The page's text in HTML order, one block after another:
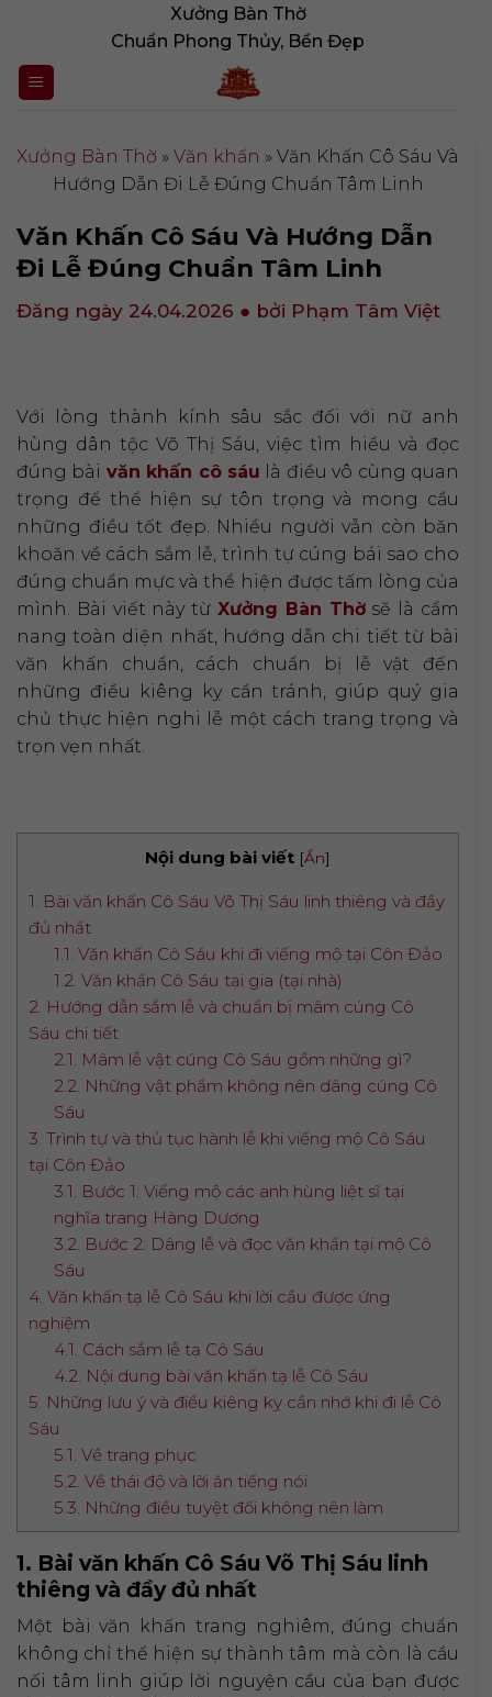
nội
dung
Xưởng Bàn Thờ
Chuẩn Phong Thủy, Bền Đẹp
Xưởng Bàn Thờ » Văn khấn » Văn Khấn Cô Sáu Và
Hướng Dẫn Đi Lễ Đúng Chuẩn Tâm Linh
Văn Khấn Cô Sáu Và Hướng Dẫn
Đi Lễ Đúng Chuẩn Tâm Linh
Đăng ngày 24.04.2026 ● bởi Phạm Tâm Việt
Với lòng thành kính sâu sắc đối với nữ anh
hùng dân tộc Võ Thị Sáu, việc tìm hiểu và đọc
đúng bài văn khấn cô sáu là điều vô cùng quan
trọng để thể hiện sự tôn trọng và mong cầu
những điều tốt đẹp. Nhiều người vẫn còn băn
khoăn về cách sắm lễ, trình tự cúng bái sao cho
đúng chuẩn mực và thể hiện được tấm lòng của
mình. Bài viết này từ Xưởng Bàn Thờsẽ là cẩm
nang toàn diện nhất, hướng dẫn chi tiết từ bài
văn khấn chuẩn, cách chuẩn bị lễ vật đến
những điều kiêng kỵ cần tránh, giúp quý gia
chủ thực hiện nghi lễ một cách trang trọng và
trọn vẹn nhất.
Nội dung bài viết [Ẩn]
1. Bài văn khấn Cô Sáu Võ Thị Sáu linh thiêng và đầy
đủ nhất
1.1. Văn khấn Cô Sáu khi đi viếng mộ tại Côn Đảo
1.2. Văn khấn Cô Sáu tại gia (tại nhà)
2. Hướng dẫn sắm lễ và chuẩn bị mâm cúng Cô
Sáu chi tiết
2.1. Mâm lễ vật cúng Cô Sáu gồm những gì?
2.2. Những vật phẩm không nên dâng cúng Cô
Sáu
3. Trình tự và thủ tục hành lễ khi viếng mộ Cô Sáu
tại Côn Đảo
3.1. Bước 1: Viếng mộ các anh hùng liệt sĩ tại
nghĩa trang Hàng Dương
3.2. Bước 2: Dâng lễ và đọc văn khấn tại mộ Cô
Sáu
4. Văn khấn tạ lễ Cô Sáu khi lời cầu được ứng
nghiệm
4.1. Cách sắm lễ tạ Cô Sáu
4.2. Nội dung bài văn khấn tạ lễ Cô Sáu
5. Những lưu ý và điều kiêng kỵ cần nhớ khi đi lễ Cô
Sáu
5.1. Về trang phục
5.2. Về thái độ và lời ăn tiếng nói
5.3. Những điều tuyệt đối không nên làm
1. Bài văn khấn Cô Sáu Võ Thị Sáu linh
thiêng và đầy đủ nhất
Một bài văn khấn trang nghiêm, đúng chuẩn
không chỉ thể hiện sự thành tâm mà còn là cầu
nối tâm linh giúp lời nguyện cầu của bạn được